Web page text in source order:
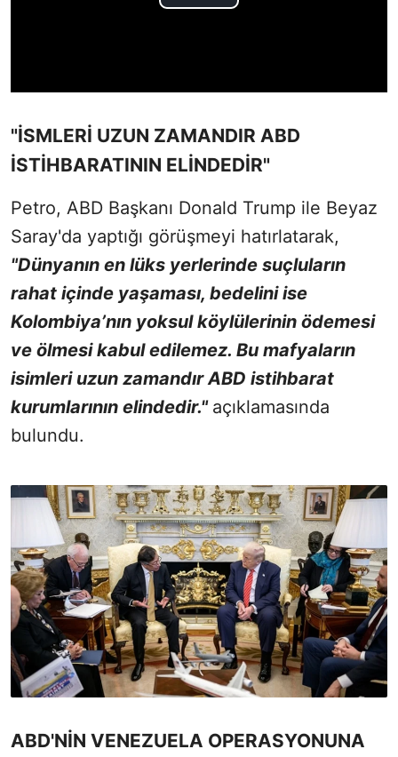
"İSMLERİ UZUN ZAMANDIR ABD
İSTİHBARATININ ELİNDEDİR"
Petro, ABD Başkanı Donald Trump ile Beyaz
Saray'da yaptığı görüşmeyi hatırlatarak,
"Dünyanın en lüks yerlerinde suçluların
rahat içinde yaşaması, bedelini ise
Kolombiya’nın yoksul köylülerinin ödemesi
ve ölmesi kabul edilemez. Bu mafyaların
isimleri uzun zamandır ABD istihbarat
kurumlarının elindedir." açıklamasında
bulundu.
ABD'NİN VENEZUELA OPERASYONUNA